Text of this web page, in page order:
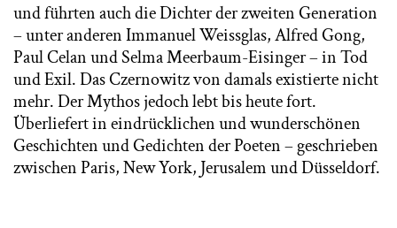
und führten auch die Dichter der zweiten Generation
– unter anderen Immanuel Weissglas, Alfred Gong,
Paul Celan und Selma Meerbaum-Eisinger – in Tod
und Exil. Das Czernowitz von damals existierte nicht
mehr. Der Mythos jedoch lebt bis heute fort.
Überliefert in eindrücklichen und wunderschönen
Geschichten und Gedichten der Poeten – geschrieben
zwischen Paris, New York, Jerusalem und Düsseldorf.